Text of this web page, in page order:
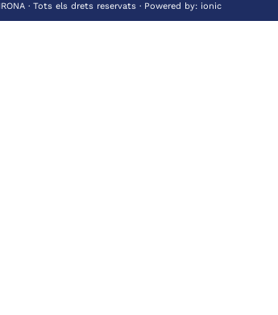
· Tots els drets reservats · Powered by: ionic